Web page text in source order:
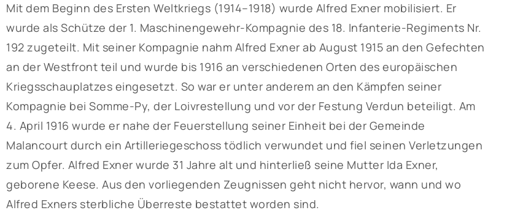
Mit dem Beginn des Ersten Weltkriegs (1914–1918) wurde Alfred Exner mobilisiert. Er
wurde als Schütze der 1. Maschinengewehr-Kompagnie des 18. Infanterie-Regiments Nr.
192 zugeteilt. Mit seiner Kompagnie nahm Alfred Exner ab August 1915 an den Gefechten
an der Westfront teil und wurde bis 1916 an verschiedenen Orten des europäischen
Kriegsschauplatzes eingesetzt. So war er unter anderem an den Kämpfen seiner
Kompagnie bei Somme-Py, der Loivrestellung und vor der Festung Verdun beteiligt. Am
4. April 1916 wurde er nahe der Feuerstellung seiner Einheit bei der Gemeinde
Malancourt durch ein Artilleriegeschoss tödlich verwundet und fiel seinen Verletzungen
zum Opfer. Alfred Exner wurde 31 Jahre alt und hinterließ seine Mutter Ida Exner,
geborene Keese. Aus den vorliegenden Zeugnissen geht nicht hervor, wann und wo
Alfred Exners sterbliche Überreste bestattet worden sind.